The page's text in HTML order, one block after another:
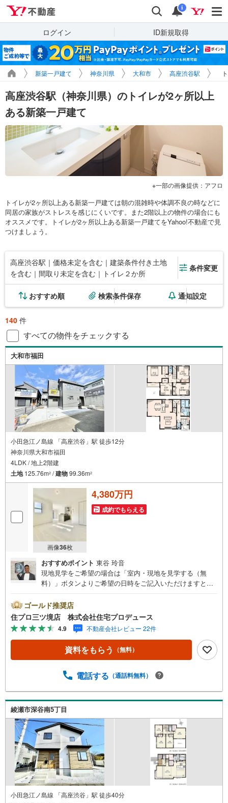
検索 通知
i
ログイン ID新規取得
新築一戸建て 神奈川県 大和市 高座渋谷駅
高座渋谷駅（神奈川県）のトイレが2ヶ所以上
ある新築一戸建て
一部の画像提供：アフロ
トイレが2ヶ所以上ある新築一戸建ては朝の混雑時や体調不良の時などに
同居の家族がストレスを感じにくいです。また2階以上の物件の場合にも
オススメです。トイレが2ヶ所以上ある新築一戸建てをYahoo!不動産で見
つけましょう。
高座渋谷駅｜価格未定を含む｜建築条件付き土地
を含む｜間取り未定を含む｜トイレ２か所
条件変更
おすすめ順 検索条件保存 通知設定
140 件
すべての物件をチェックする
大和市福田
小田急江ノ島線 「高座渋谷」駅 徒歩12分
神奈川県大和市福田
4LDK / 地上2階建
土地125.76m2 /建物99.36m2
画像36枚
4,380万円
成約でもらえる
おすすめポイント 東谷 玲音
現地見学をご希望の場合は「室内・現地を見学する（無
料）」ボタンよりご希望の日時をご記入いただけますとス
間市エリアに強い！ 住プロは、大和市・綾瀬市・座間市エ
リアの不動産売買専門会社です！最新物件情報や当社限定
で販売する物件情報も多数ございますので、お気軽にお問
合せ下さい！ -------------- 弊社独自の住宅ローン提案システ
ム 弊社ではファイナンシャル専門スタッフによる【丁寧な
資金アドバイス】【ファイナンシャルプラン提案書の作
【定年時の住宅ローン残高】【住宅購入者だけが加入でき
ナス】これから多くなる【教育費】住宅を買った後から始
まる【住宅ローン返済】65歳以上から必要になる【老後の
費用負担】住宅探しの【このタイミング】で不安な部分を
明確にしていきませんか？？ --------------
ゴールド推奨店
住プロ三ツ境店 株式会社住宅プロデュース
4.9 不動産会社レビュー 22件
資料をもらう （無料）
電話する （通話料無料）
綾瀬市深谷南5丁目
小田急江ノ島線 「高座渋谷」駅 徒歩40分